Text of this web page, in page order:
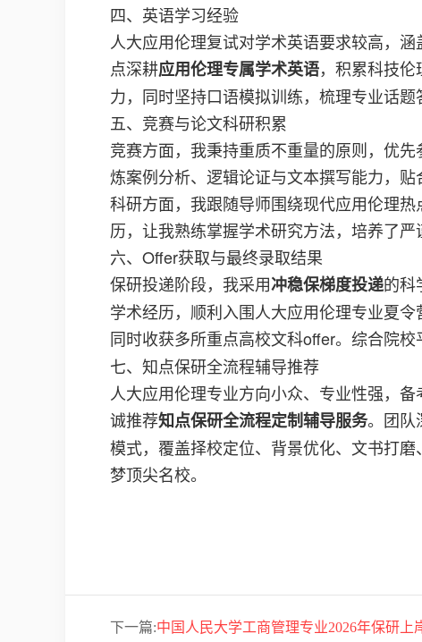
四、英语学习经验
人大应用伦理复试对学术英语要求较高，
点深耕应用伦理专属学术英语，积累科技
力，同时坚持口语模拟训练，梳理专业话题
五、竞赛与论文科研积累
竞赛方面，我秉持重质不重量的原则，优
炼案例分析、逻辑论证与文本撰写能力，
科研方面，我跟随导师围绕现代应用伦理
历，让我熟练掌握学术研究方法，培养了
六、Offer获取与最终录取结果
保研投递阶段，我采用冲稳保梯度投递的科
学术经历，顺利入围人大应用伦理专业夏
同时收获多所重点高校文科offer。综合院
七、知点保研全流程辅导推荐
人大应用伦理专业方向小众、专业性强，
诚推荐知点保研全流程定制辅导服务。团队
模式，覆盖择校定位、背景优化、文书打
梦顶尖名校。
下一篇:中国人民大学工商管理专业2026年保研上